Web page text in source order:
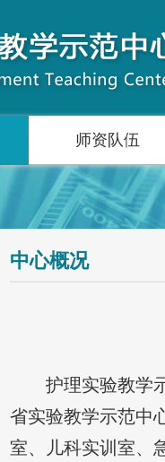
师资队伍
中心概况
护理实验教学
省实验教学示范中
室、儿科实训室、